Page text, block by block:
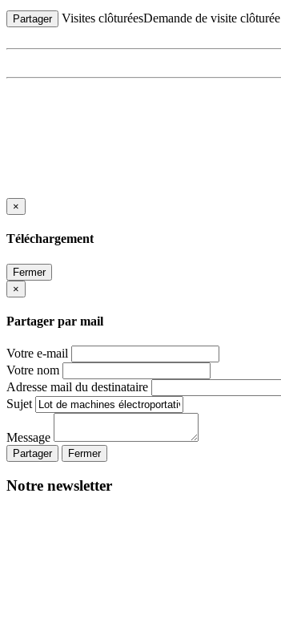
Partager Visites clôturéesDemande de visite clôturée
×
Téléchargement
Fermer
×
Partager par mail
Votre e-mail
Votre nom
Adresse mail du destinataire
Sujet
Message
Partager Fermer
Notre newsletter